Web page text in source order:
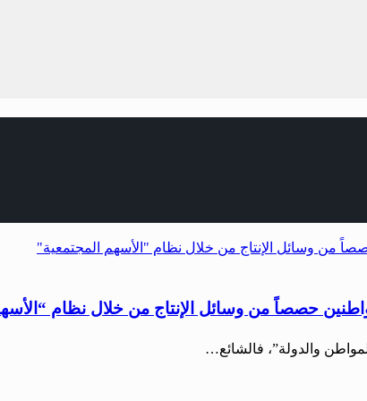
حصصاً من وسائل الإنتاج من خلال نظام
والدولة”، فالشائع…